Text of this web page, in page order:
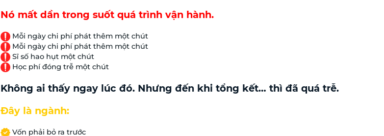
Nó mất dần trong suốt quá trình vận hành.
Mỗi ngày chi phí phát thêm một chút
Mỗi ngày chi phí phát thêm một chút
Sĩ số hao hụt một chút
Học phí đóng trễ một chút
Không ai thấy ngay lúc đó. Nhưng đến khi tổng kết… thì đã quá trễ.
Đây là ngành:
Vốn phải bỏ ra trước